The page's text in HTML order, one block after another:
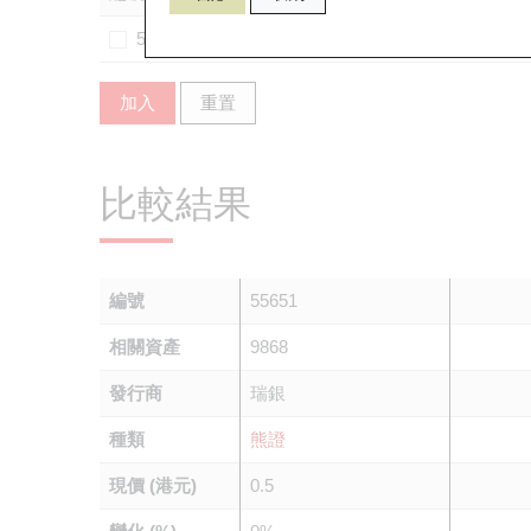
55369
加入 重置
比較結果
編號 55651
相關資產 9868
發行商 瑞銀
種類 熊證
現價 (港元) 0.5